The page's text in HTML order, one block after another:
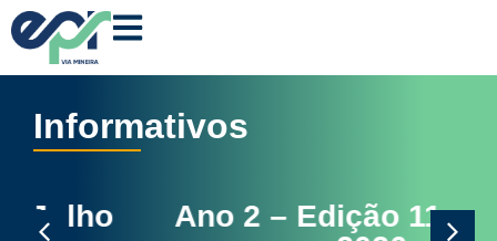
Informativos
Ano 2 – Edição 11 – Junho